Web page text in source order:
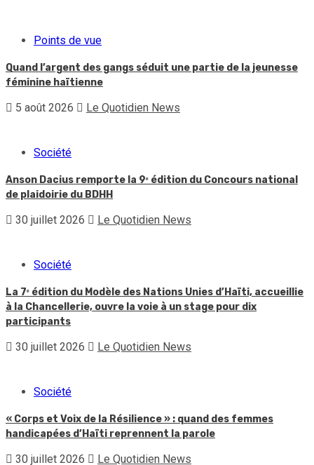
Points de vue
Quand l’argent des gangs séduit une partie de la jeunesse
féminine haïtienne
5 août 2026 Le Quotidien News
Société
Anson Dacius remporte la 9ᵉ édition du Concours national
de plaidoirie du BDHH
30 juillet 2026 Le Quotidien News
Société
La 7ᵉ édition du Modèle des Nations Unies d’Haïti, accueillie
à la Chancellerie, ouvre la voie à un stage pour dix
participants
30 juillet 2026 Le Quotidien News
Société
« Corps et Voix de la Résilience » : quand des femmes
handicapées d’Haïti reprennent la parole
30 juillet 2026 Le Quotidien News